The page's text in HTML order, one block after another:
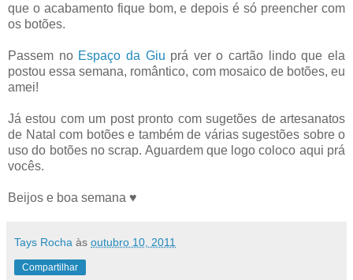
que o acabamento fique bom, e depois é só preencher com
os botões.
Passem no Espaço da Giu prá ver o cartão lindo que ela
postou essa semana, romântico, com mosaico de botões, eu
amei!
Já estou com um post pronto com sugetões de artesanatos
de Natal com botões e também de várias sugestões sobre o
uso do botões no scrap. Aguardem que logo coloco aqui prá
vocês.
Beijos e boa semana ♥
Tays Rocha às outubro 10, 2011
Compartilhar